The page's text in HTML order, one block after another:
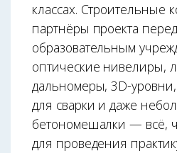
классах. Строительные
партнёры проекта
образовательным
оптические нивелиры,
дальномеры, 3D-
для сварки и даже
бетономешалки — всё,
для проведения